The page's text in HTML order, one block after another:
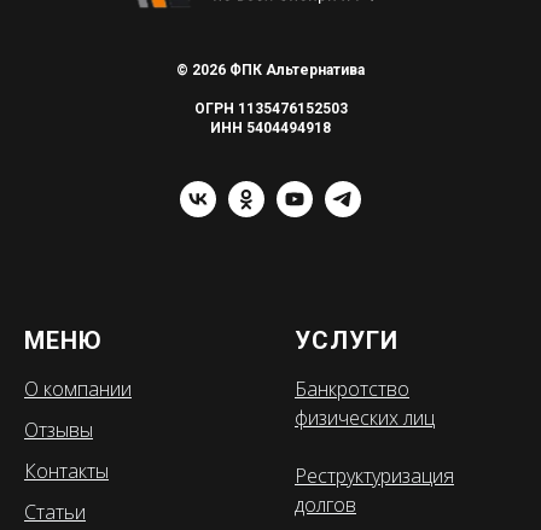
© 2026 ФПК Альтернатива
ОГРН 1135476152503
ИНН 5404494918
МЕНЮ
О компании
Отзывы
Контакты
Статьи
УСЛУГИ
Банкротство
физических лиц
Реструктуризация
долгов